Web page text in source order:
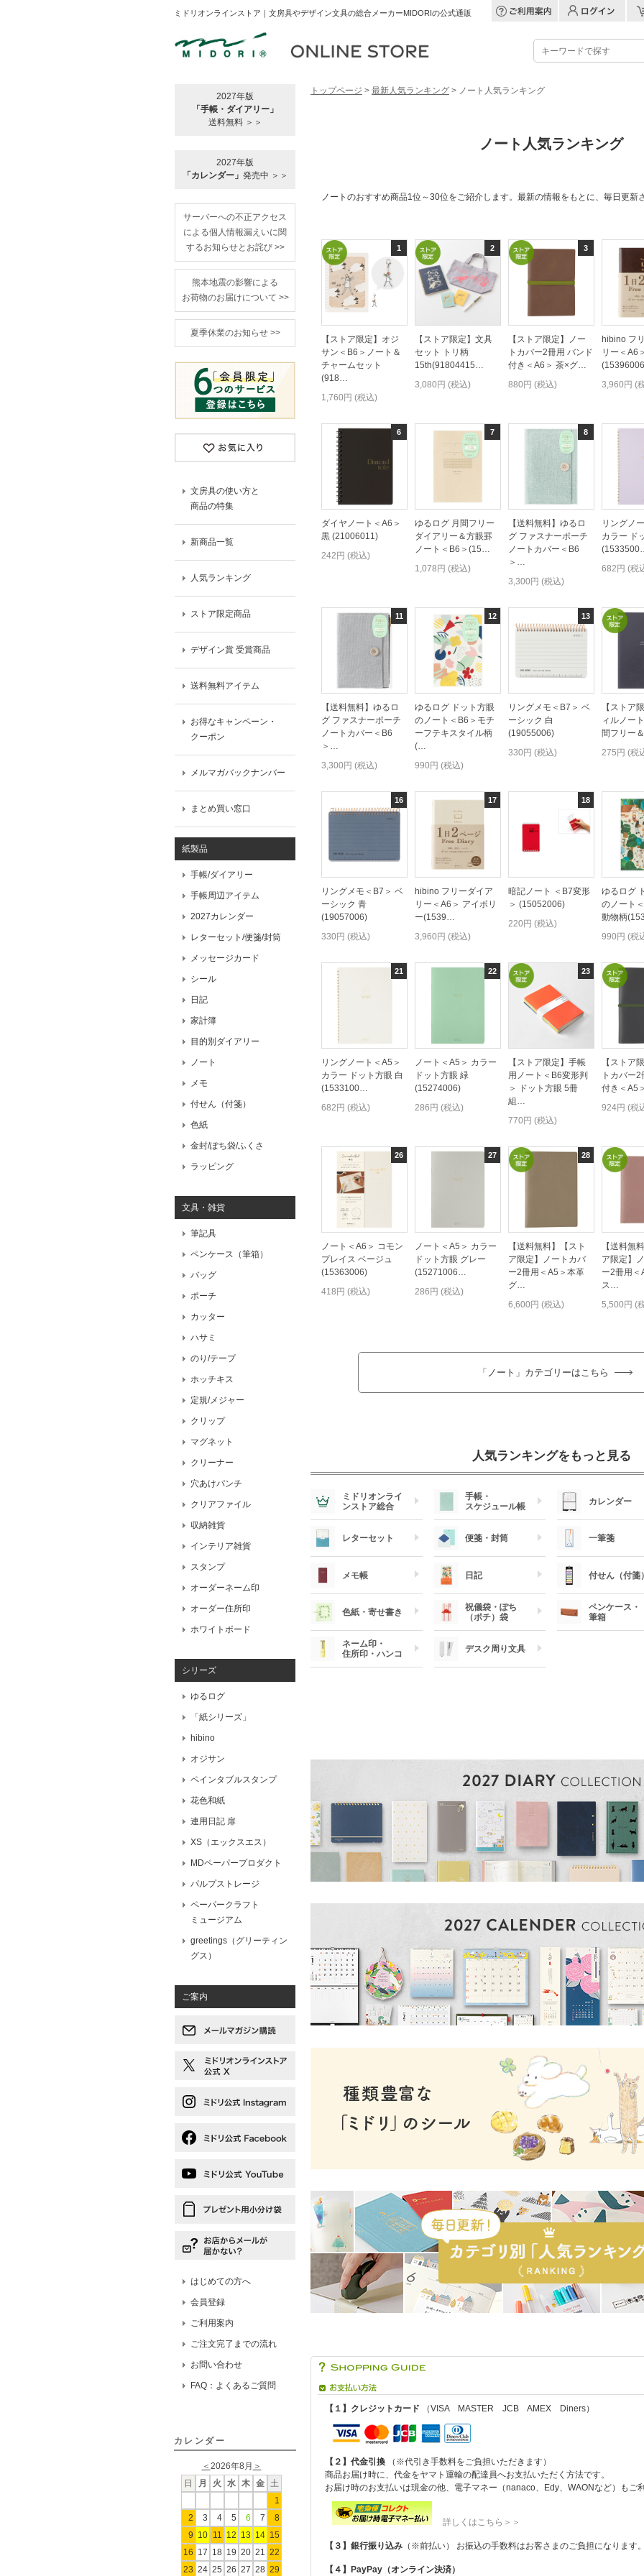
ミドリオンラインストア｜文房具やデザイン文具の総合メーカーMIDORIの公式通販
2027年版
「手帳・ダイアリー」
送料無料 ＞＞
2027年版
「カレンダー」 発売中 ＞＞
サーバーへの不正アクセス
による個人情報漏えいに関
するお知らせとお詫び >>
熊本地震の影響による
お荷物のお届けについて >>
夏季休業のお知らせ >>
文房具の使い方と
商品の特集
新商品一覧
人気ランキング
ストア限定商品
デザイン賞 受賞商品
送料無料アイテム
お得なキャンペーン・
クーポン
メルマガバックナンバー
まとめ買い窓口
紙製品
手帳/ダイアリー
手帳周辺アイテム
2027カレンダー
レターセット/便箋/封筒
メッセージカード
シール
日記
家計簿
目的別ダイアリー
ノート
メモ
付せん（付箋）
色紙
金封/ぽち袋/ふくさ
ラッピング
文具・雑貨
筆記具
ペンケース（筆箱）
バッグ
ポーチ
カッター
ハサミ
のり/テープ
ホッチキス
定規/メジャー
クリップ
マグネット
クリーナー
穴あけパンチ
クリアファイル
収納雑貨
インテリア雑貨
スタンプ
オーダーネーム印
オーダー住所印
ホワイトボード
シリーズ
ゆるログ
「紙シリーズ」
hibino
オジサン
ペインタブルスタンプ
花色和紙
連用日記 扉
XS（エックスエス）
MDペーパープロダクト
パルプストレージ
ペーパークラフト
ミュージアム
greetings（グリーティン
グス）
ご案内
はじめての方へ
会員登録
ご利用案内
ご注文完了までの流れ
お問い合わせ
FAQ：よくあるご質問
カレンダー
＜ 2026年8月 ＞
日
月 火 水 木 金
土
1
2
3 4 5 6 7
8
9 10 11 12 13 14 15
16 17 18 19 20 21
22
23 24 25 26 27 28 29
トップページ > 最新人気ランキング > ノート人気ランキング
ノート 人気ランキング
ノートのおすすめ商品1位～30位をご紹介します。最新の情報をもとに、毎日更新
【ストア限定】オジ
サン＜B6＞ノート＆
チャームセット
(918…
1,760円 (税込)
【ストア限定】文具
セット トリ柄
15th(91804415…
3,080円 (税込)
【ストア限定】ノー
トカバー2冊用 バンド
付き＜A6＞ 茶×グ…
880円 (税込)
hibino フ
リー＜A6
3,960円 (
ダイヤノート＜A6＞
黒 (21006011)
242円 (税込)
ゆるログ 月間フリー
ダイアリー＆方眼罫
ノート＜B6＞(15…
1,078円 (税込)
【送料無料】ゆるロ
グ ファスナーポーチ
ノートカバー＜B6
＞…
3,300円 (税込)
リングノ
カラー ド
682円 (税
【送料無料】ゆるロ
グ ファスナーポーチ
ノートカバー＜B6
＞…
3,300円 (税込)
ゆるログ ドット方眼
のノート＜B6＞モチ
ーフテキスタイル柄
(…
990円 (税込)
リングメモ＜B7＞ ベ
ーシック 白
(19055006)
330円 (税込)
【ストア
ィルノー
間フリー
275円 (税
リングメモ＜B7＞ ベ
ーシック 青
(19057006)
330円 (税込)
hibino フリーダイア
リー＜A6＞ アイボリ
ー(1539…
3,960円 (税込)
暗記ノート ＜B7変形
＞ (15052006)
220円 (税込)
ゆるログ
のノート
動物柄
990円 (税
リングノート＜A5＞
カラー ドット方眼 白
(1533100…
682円 (税込)
ノート＜A5＞ カラー
ドット方眼 緑
(15274006)
286円 (税込)
【ストア限定】手帳
用ノート＜B6変形判
＞ ドット方眼 5冊
組…
770円 (税込)
【ストア
トカバー
付き＜A5
924円 (税
ノート＜A6＞ コモン
プレイス ベージュ
(15363006)
418円 (税込)
ノート＜A5＞ カラー
ドット方眼 グレー
(15271006…
286円 (税込)
【送料無料】【スト
ア限定】ノートカバ
ー2冊用＜A5＞本革
グ…
6,600円 (税込)
【送料無
ア限定】
ー2冊用＜
ス…
5,500円 (
「ノート」カテゴリーはこちら
人気ランキングをもっと見る
ミドリオンライ
ンストア総合
手帳・
スケジュール帳
カレンダー
レターセット 便箋・封筒 一筆箋
メモ帳 日記 付せん（付箋
色紙・寄せ書き
祝儀袋・ぽち
（ポチ）袋
ペンケース・
筆箱
ネーム印・
住所印・ハンコ
デスク周り文具
【１】クレジットカード （VISA MASTER JCB AMEX Diners）
【２】代金引換 （※代引き手数料をご負担いただきます）
商品お届け時に、代金をヤマト運輸の配達員へお支払いただく方法です。
お届け時のお支払いは現金の他、電子マネー（nanaco、Edy、WAONなど）もご
詳しくはこちら＞＞
【３】銀行振り込み （※前払い） お振込の手数料はお客さまのご負担になります
【４】PayPay（オンライン決済）